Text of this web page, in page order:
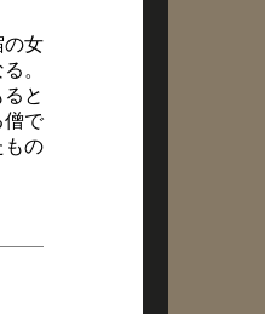
の女
。
と
僧で
もの